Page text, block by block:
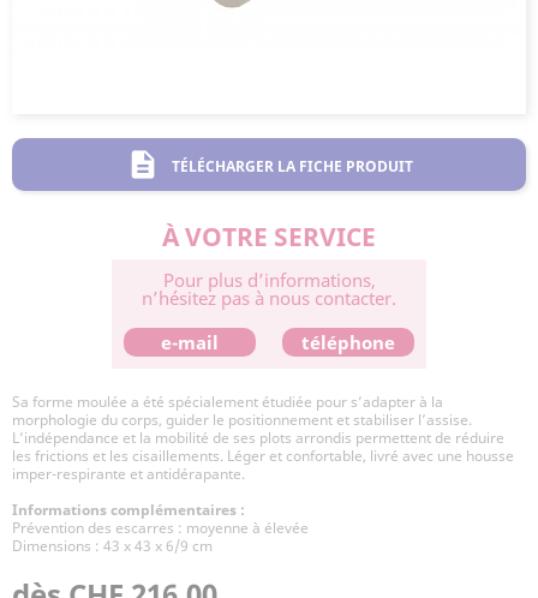
description TÉLÉCHARGER LA FICHE PRODUIT
À VOTRE SERVICE
Pour plus d’informations,
n’hésitez pas à nous contacter.
e-mail
téléphone
Sa forme moulée a été spécialement étudiée pour s’adapter à la
morphologie du corps, guider le positionnement et stabiliser l’assise.
L’indépendance et la mobilité de ses plots arrondis permettent de réduire
les frictions et les cisaillements. Léger et confortable, livré avec une housse
imper-respirante et antidérapante.
Informations complémentaires :
Prévention des escarres : moyenne à élevée
Dimensions : 43 x 43 x 6/9 cm